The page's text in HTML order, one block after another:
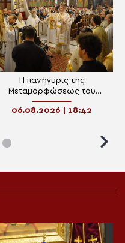
Η πανήγυρις της
Μεταμορφώσεως του
Σωτήρος στη Θεσσαλονίκη
06.08.2026 | 18:42